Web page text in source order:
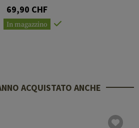
69,90 CHF
In magazzino
ACQUISTATO ANCHE